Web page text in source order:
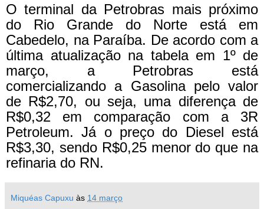
O terminal da Petrobras mais próximo
do Rio Grande do Norte está em
Cabedelo, na Paraíba. De acordo com a
última atualização na tabela em 1º de
março, a Petrobras está
comercializando a Gasolina pelo valor
de R$2,70, ou seja, uma diferença de
R$0,32 em comparação com a 3R
Petroleum. Já o preço do Diesel está
R$3,30, sendo R$0,25 menor do que na
refinaria do RN.
Miquéas Capuxu às 14 março